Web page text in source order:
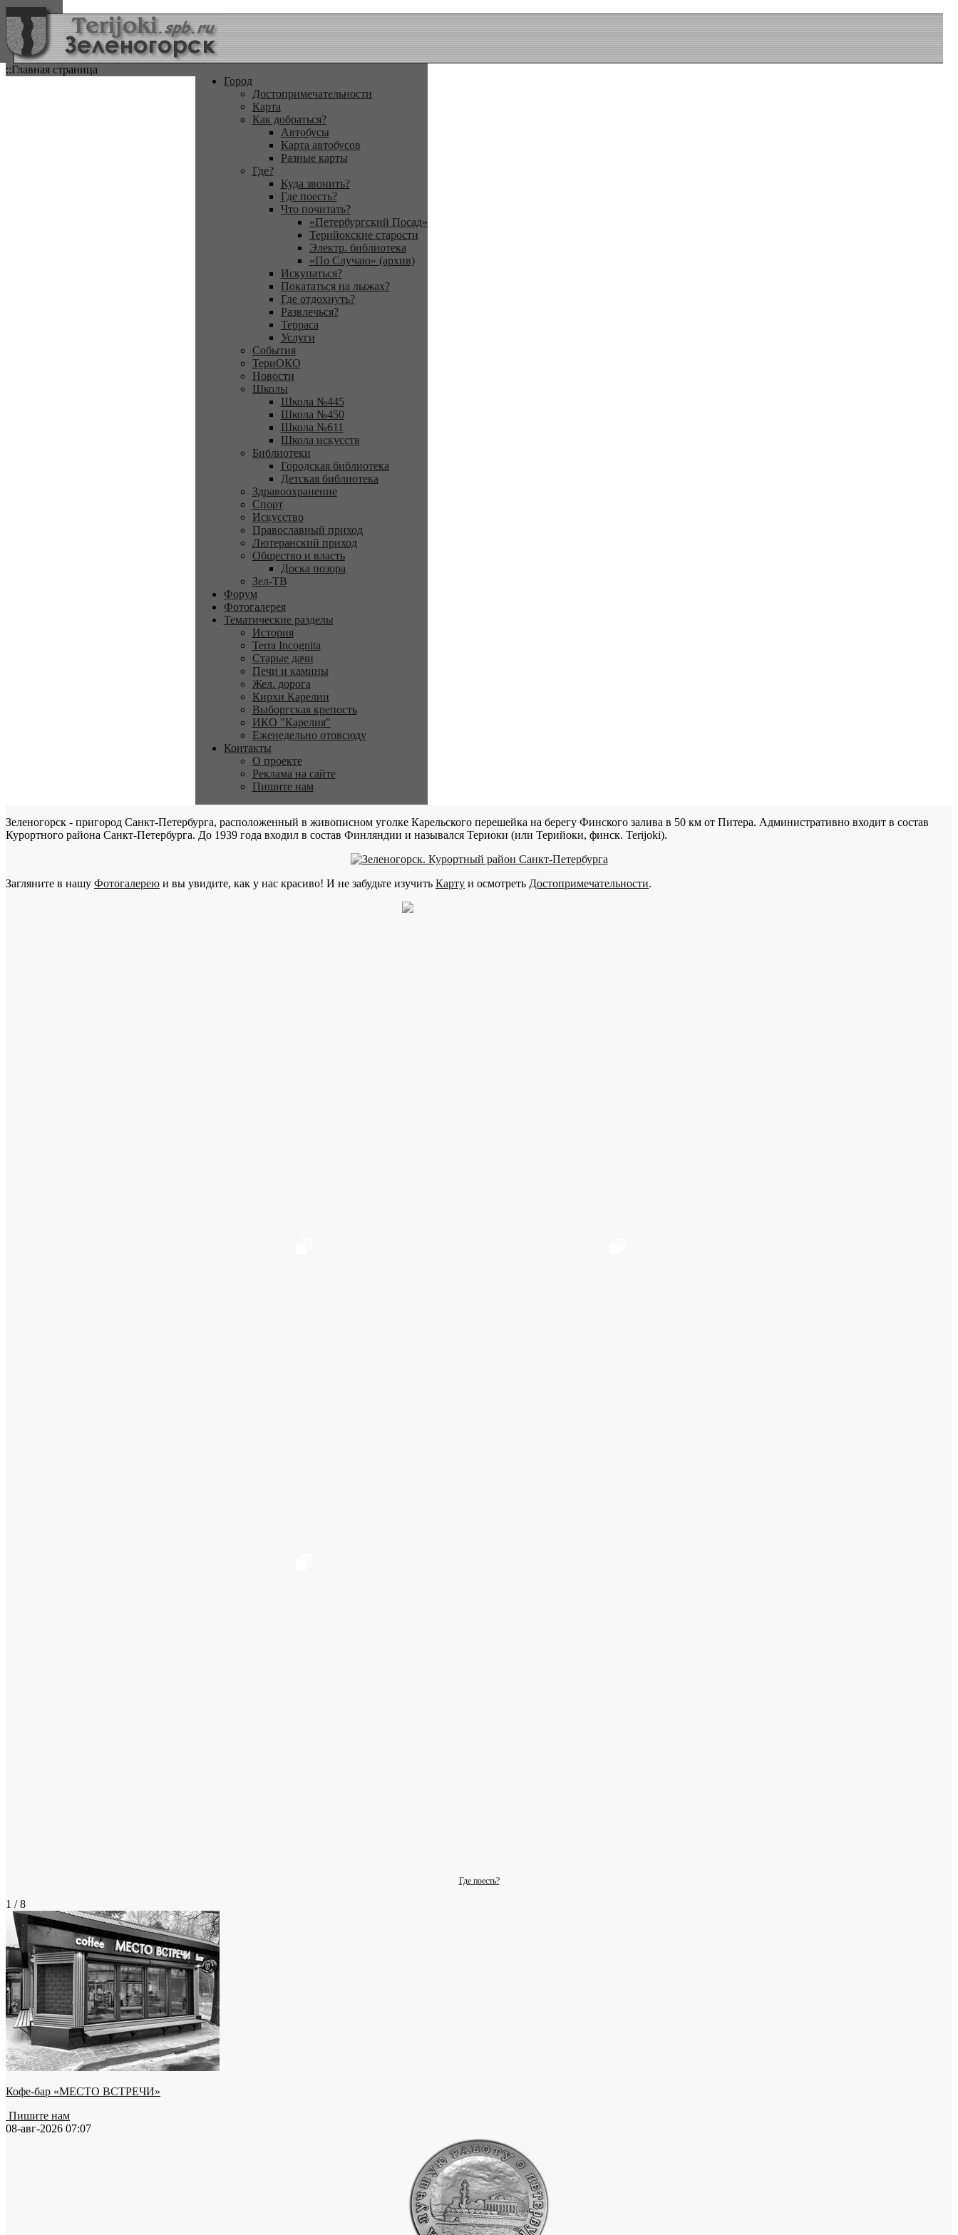
::Главная страница
Город
Достопримечательности
Карта
Как добраться?
Автобусы
Карта автобусов
Разные карты
Где?
Куда звонить?
Где поесть?
Что почитать?
«Петербургский Посад»
Терийокские старости
Электр. библиотека
«По Случаю» (архив)
Искупаться?
Покататься на лыжах?
Где отдохнуть?
Развлечься?
Терраса
Услуги
События
ТериОКО
Новости
Школы
Школа №445
Школа №450
Школа №611
Школа искусств
Библиотеки
Городская библиотека
Детская библиотека
Здравоохранение
Спорт
Искусство
Православный приход
Лютеранский приход
Общество и власть
Доска позора
Зел-ТВ
Форум
Фотогалерея
Тематические разделы
История
Terra Incognita
Старые дачи
Печи и камины
Жел. дорога
Кирхи Карелии
Выборгская крепость
ИКО "Карелия"
Еженедельно отовсюду
Контакты
О проекте
Реклама на сайте
Пишите нам
Зеленогорск - пригород Санкт-Петербурга, расположенный в живописном уголке Карельского перешейка на берегу Финского залива в 50 км от Питера. Административно входит в состав
Курортного района Санкт-Петербурга. До 1939 года входил в состав Финляндии и назывался Териоки (или Терийоки, финск. Terijoki).
Загляните в нашу Фотогалерею и вы увидите, как у нас красиво! И не забудьте изучить Карту и осмотреть Достопримечательности.
Где поесть?
1 / 8
Кофе-бар «МЕСТО ВСТРЕЧИ»
Пишите нам
08-авг-2026 07:07